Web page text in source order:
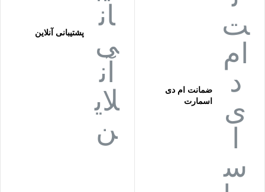
ضمانت ام دی
اسمارت
پشتیبانی آنلاین